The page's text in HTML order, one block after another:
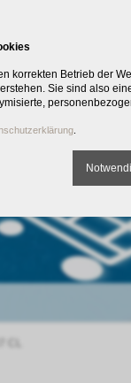
korrekten Betrieb der
Sie sind also